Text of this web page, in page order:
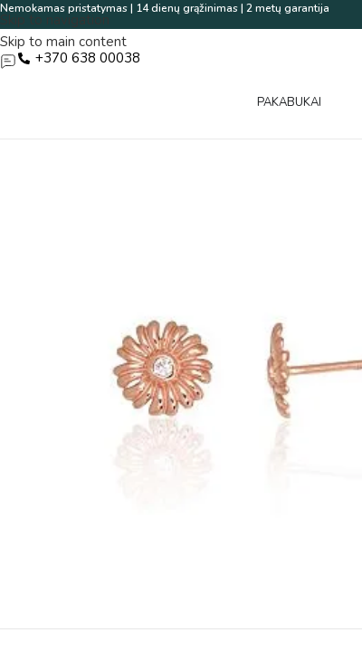
Skip to navigation
Skip to main content
Nemokamas pristatymas | 14 dienų grąžinimas | 2 metų garantija
+370 638 00038
PAKABUKAI